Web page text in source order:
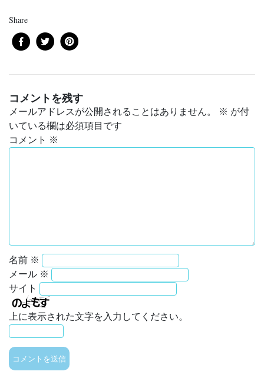
Share
コメントを残す
メールアドレスが公開されることはありません。 ※ が付
いている欄は必須項目です
コメント ※
名前 ※
メール ※
サイト
上に表示された文字を入力してください。